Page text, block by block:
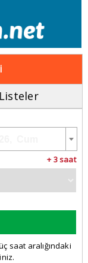
Listeler
+ 3 saat
saat aralığındaki